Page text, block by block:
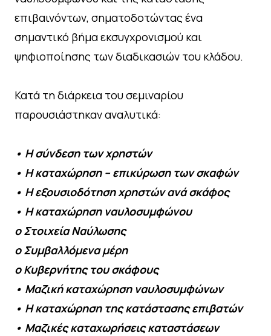
επιβαινόντων, σηματοδοτώντας ένα
σημαντικό βήμα εκσυγχρονισμού και
ψηφιοποίησης των διαδικασιών του κλάδου.
Κατά τη διάρκεια του σεμιναρίου
παρουσιάστηκαν αναλυτικά:
• Η σύνδεση των χρηστών
• Η καταχώρηση – επικύρωση των σκαφών
• Η εξουσιοδότηση χρηστών ανά σκάφος
• Η καταχώρηση ναυλοσυμφώνου
o Στοιχεία Ναύλωσης
o Συμβαλλόμενα μέρη
o Κυβερνήτης του σκάφους
• Μαζική καταχώρηση ναυλοσυμφώνων
• Η καταχώρηση της κατάστασης επιβατών
• Μαζικές καταχωρήσεις καταστάσεων